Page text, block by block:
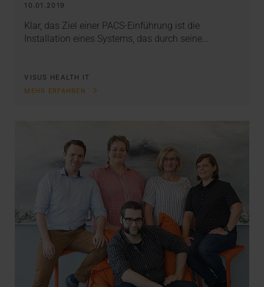
10.01.2019
Klar, das Ziel einer PACS-Einführung ist die
Installation eines Systems, das durch seine…
VISUS HEALTH IT
MEHR ERFAHREN